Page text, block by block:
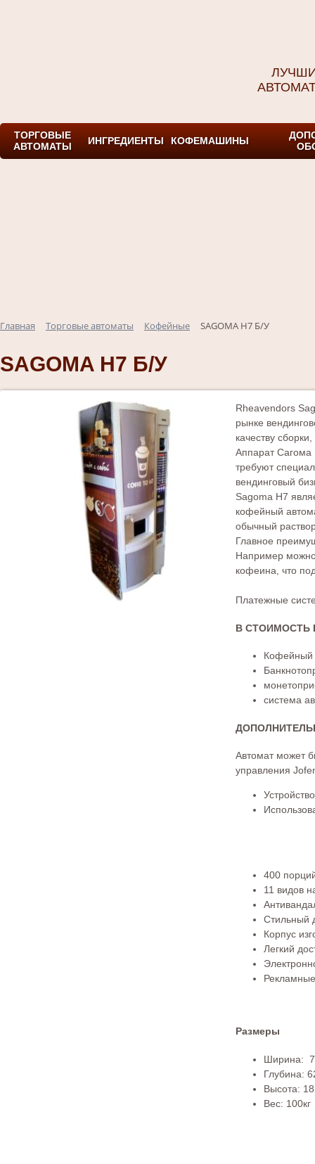
ТОРГОВЫЕ
АВТОМАТЫ
ИНГРЕДИЕНТЫ КОФЕМАШИНЫ
Главная Торговые автоматы Кофейные SAGOMA H7 Б/У
SAGOMA H7 Б/У
Rheavendors
рынке
качеству
Аппарат Сагома
требуют
вендинговый
Sagoma H7
кофейный
обычный
Главное
Например можно
кофеина, что
Платежные
В СТОИМОСТЬ
Кофейный
система
Автомат может
управления
400
11 видов
Стильный
Корпус
Легкий
Размеры
Ширина:
Глубина:
Высота:
Вес: 100кг